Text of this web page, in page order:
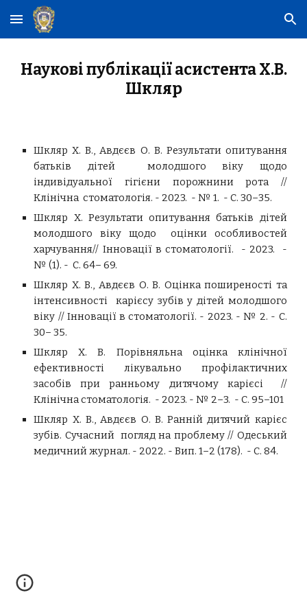
Skip to main content Skip to navigation
Наукові публікаціїасистента Х.В.
Шкляр
Шкляр Х. В., Авдєєв О. В. Результати опитування
батьків дітей молодшого віку щодо
індивідуальної гігієни порожнини рота //
Клінічна стоматологія. - 2023. - № 1. - С. 30–35.
Шкляр Х. Результати опитування батьків дітей
молодшого віку щодо оцінки особливостей
харчування// Інновації в стоматології. - 2023. -
№ (1). - С. 64– 69.
Шкляр Х. В., Авдєєв О. В. Оцінка поширеності та
інтенсивності карієсу зубів у дітей молодшого
віку // Інновації в стоматології. - 2023. - № 2. - С.
30– 35.
Шкляр Х. В. Порівняльна оцінка клінічної
ефективності лікувально­ профілактичних
засобів при ранньому дитячому карієсі //
Клінічна стоматологія. - 2023. - № 2–3. - С. 95–101
Шкляр Х. В., Авдєєв О. В. Ранній дитячий карієс
зубів. Сучасний погляд на проблему // Одеський
медичний журнал. - 2022. - Вип. 1–2 (178). - С. 84.